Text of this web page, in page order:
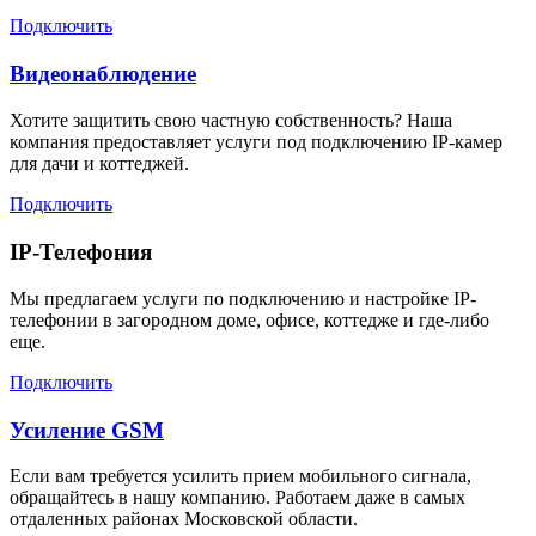
Подключить
Видеонаблюдение
Хотите защитить свою частную собственность? Наша
компания предоставляет услуги под подключению IP-камер
для дачи и коттеджей.
Подключить
IP-Телефония
Мы предлагаем услуги по подключению и настройке IP-
телефонии в загородном доме, офисе, коттедже и где-либо
еще.
Подключить
Усиление GSM
Если вам требуется усилить прием мобильного сигнала,
обращайтесь в нашу компанию. Работаем даже в самых
отдаленных районах Московской области.